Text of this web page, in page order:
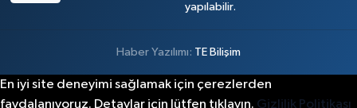
yapılabilir.
Haber Yazılımı: TE Bilişim
En iyi site deneyimi sağlamak için çerezlerden
faydalanıyoruz. Detaylar için lütfen tıklayın. Gizlilik Politikası